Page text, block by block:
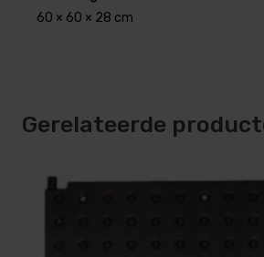
Afmetingen: 60 x 60 x 28 cm
60 × 60 × 28 cm
Gerelateerde